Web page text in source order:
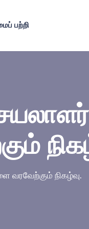
பற்றி
வரவேற்கும் நிகழ்வு.